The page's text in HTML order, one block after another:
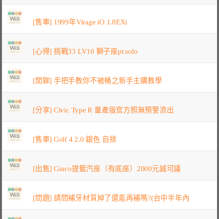
[售車] 1999年Virage iO 1.8EXi
[心得] 挑戰33 LV10 獅子座pt solo
[閒聊] 手把手教你不被桶之新手主購教學
[分享] Civic Type R 量產版官方照無預警流出
[售車] Golf 4 2.0 銀色 自排
[出售] Graco提籃汽座（有底座）2000元誠可議
[問題] 請問補牙材質掉了還能再補嗎?(台中半年內